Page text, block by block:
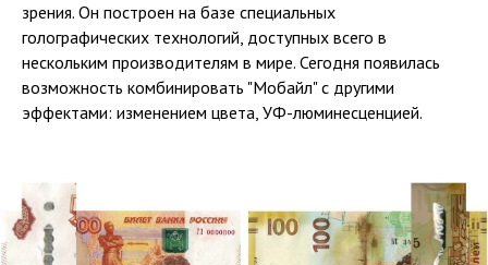
зрения. Он построен на базе специальных
голографических технологий, доступных всего в
нескольким производителям в мире. Сегодня появилась
возможность комбинировать "Мобайл" с другими
эффектами: изменением цвета, УФ-люминесценцией.